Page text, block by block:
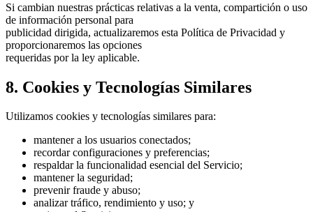
Si cambian nuestras prácticas relativas a la venta, compartición o uso
de información personal para
publicidad dirigida, actualizaremos esta Política de Privacidad y
proporcionaremos las opciones
requeridas por la ley aplicable.
8. Cookies y Tecnologías Similares
Utilizamos cookies y tecnologías similares para:
mantener a los usuarios conectados;
recordar configuraciones y preferencias;
respaldar la funcionalidad esencial del Servicio;
mantener la seguridad;
prevenir fraude y abuso;
analizar tráfico, rendimiento y uso; y